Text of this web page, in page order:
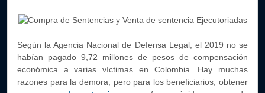
Según la Agencia Nacional de Defensa Legal, el 2019 no se
habían pagado 9,72 millones de pesos de compensación
económica a varias víctimas en Colombia. Hay muchas
razones para la demora, pero para los beneficiarios, obtener